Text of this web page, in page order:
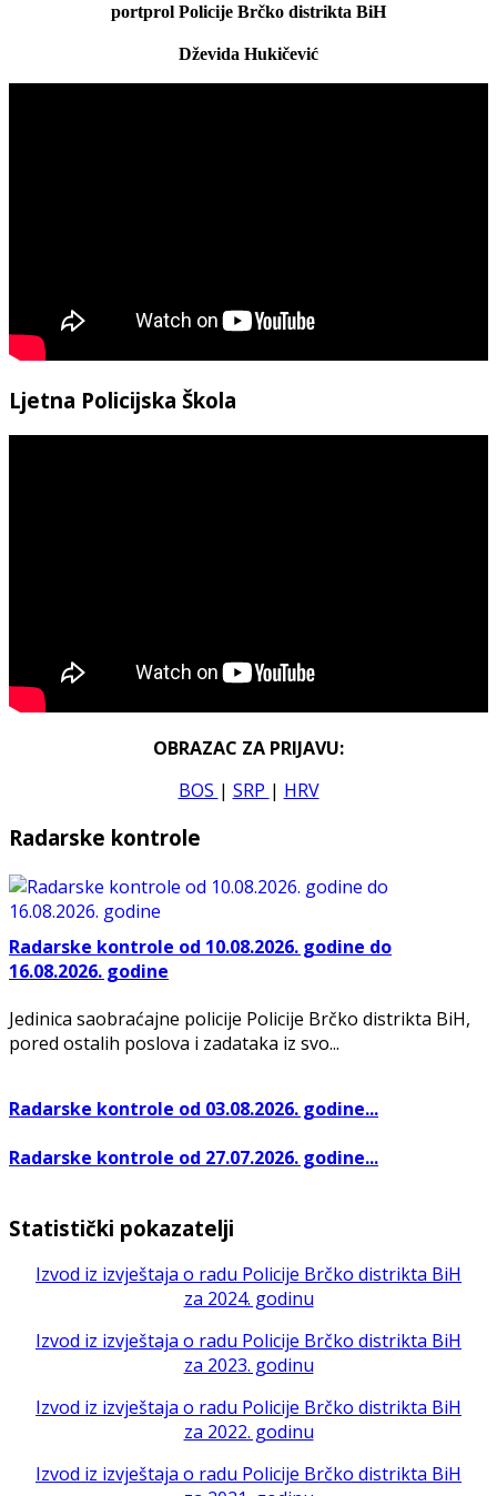
portprol Policije Brčko distrikta BiH
Dževida Hukičević
Ljetna Policijska Škola
OBRAZAC ZA PRIJAVU:
BOS | SRP | HRV
Radarske kontrole
Radarske kontrole od 10.08.2026. godine do
16.08.2026. godine
Jedinica saobraćajne policije Policije Brčko distrikta BiH,
pored ostalih poslova i zadataka iz svo...
Radarske kontrole od 03.08.2026. godine...
Radarske kontrole od 27.07.2026. godine...
Statistički pokazatelji
Izvod iz izvještaja o radu Policije Brčko distrikta BiH
za 2024. godinu
Izvod iz izvještaja o radu Policije Brčko distrikta BiH
za 2023. godinu
Izvod iz izvještaja o radu Policije Brčko distrikta BiH
za 2022. godinu
Izvod iz izvještaja o radu Policije Brčko distrikta BiH